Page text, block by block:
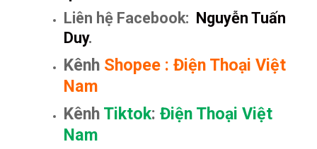
Liên hệ Facebook: Nguyễn Tuấn
Duy.
Kênh Shopee :Điện Thoại Việt
Nam
Kênh Tiktok:Điện Thoại Việt
Nam